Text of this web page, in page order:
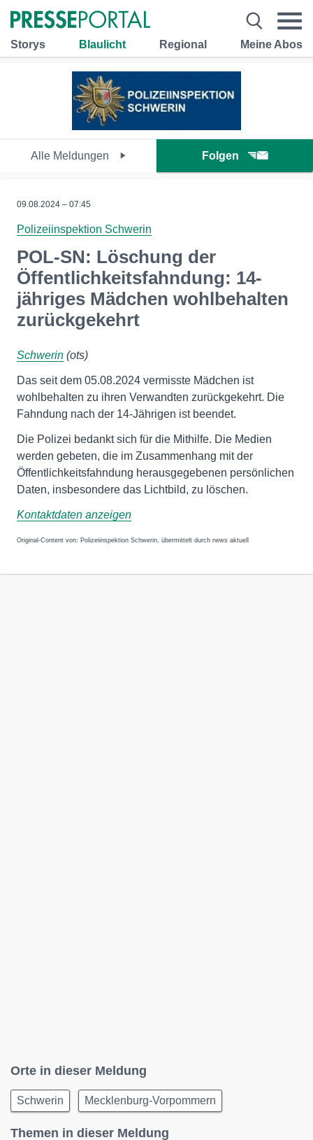
Storys Blaulicht Regional Meine Abos
Alle Meldungen Folgen
09.08.2024 – 07:45
Polizeiinspektion Schwerin
POL-SN: Löschung der
Öffentlichkeitsfahndung: 14-
jähriges Mädchen wohlbehalten
zurückgekehrt
Schwerin (ots)
Das seit dem 05.08.2024 vermisste Mädchen ist
wohlbehalten zu ihren Verwandten zurückgekehrt. Die
Fahndung nach der 14-Jährigen ist beendet.
Die Polizei bedankt sich für die Mithilfe. Die Medien
werden gebeten, die im Zusammenhang mit der
Öffentlichkeitsfahndung herausgegebenen persönlichen
Daten, insbesondere das Lichtbild, zu löschen.
Kontaktdaten anzeigen
Original-Content von: Polizeiinspektion Schwerin, übermittelt durch news aktuell
Orte in dieser Meldung
Schwerin Mecklenburg-Vorpommern
Themen in dieser Meldung